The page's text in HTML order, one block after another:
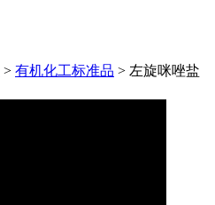
> 有机化工标准品 > 左旋咪唑盐